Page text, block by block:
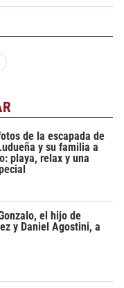
de la escapada de
y su familia a
playa, relax y una
el hijo de
y Daniel Agostini, a